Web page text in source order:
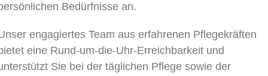
Bedürfnisse an.
engagiertes Team aus erfahrenen Pflegekräften
eine Rund-um-die-Uhr-Erreichbarkeit und
Sie bei der täglichen Pflege sowie der